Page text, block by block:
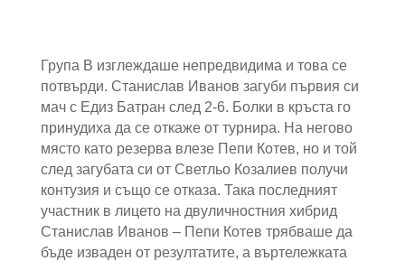
Група В изглеждаше непредвидима и това се
потвърди. Станислав Иванов загуби първия си
мач с Едиз Батран след 2-6. Болки в кръста го
принудиха да се откаже от турнира. На негово
място като резерва влезе Пепи Котев, но и той
след загубата си от Светльо Козалиев получи
контузия и също се отказа. Така последният
участник в лицето на двуличностния хибрид
Станислав Иванов – Пепи Котев трябваше да
бъде изваден от резултатите, а въртележката